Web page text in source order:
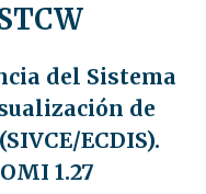
del Sistema
de
ECDIS).
1.27